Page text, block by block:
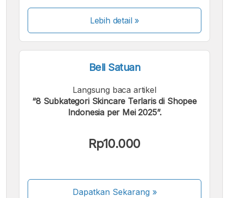
Lebih detail »
Beli Satuan
Langsung baca artikel
“8 Subkategori Skincare Terlaris di Shopee
Indonesia per Mei 2025”.
Rp10.000
Dapatkan Sekarang»
Kami menerima pembayaran berikut: